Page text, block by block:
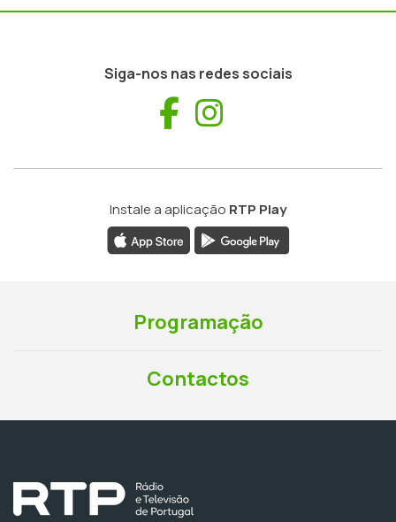
Siga-nos nas redes sociais
Facebook
Instale a aplicação RTP Play
Programação
Contactos